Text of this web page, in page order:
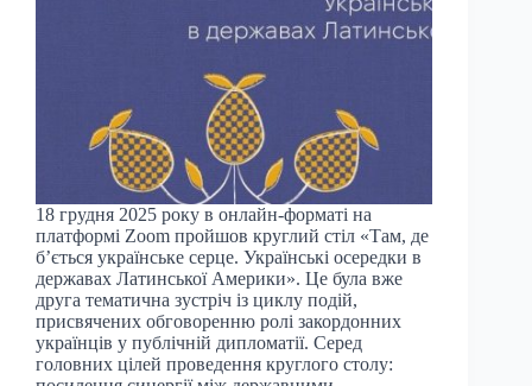
18 грудня 2025 року в онлайн-форматі на
платформі Zoom пройшов круглий стіл «Там, де
б’ється українське серце. Українські осередки в
державах Латинської Америки». Це була вже
друга тематична зустріч із циклу подій,
присвячених обговоренню ролі закордонних
українців у публічній дипломатії. Серед
головних цілей проведення круглого столу: